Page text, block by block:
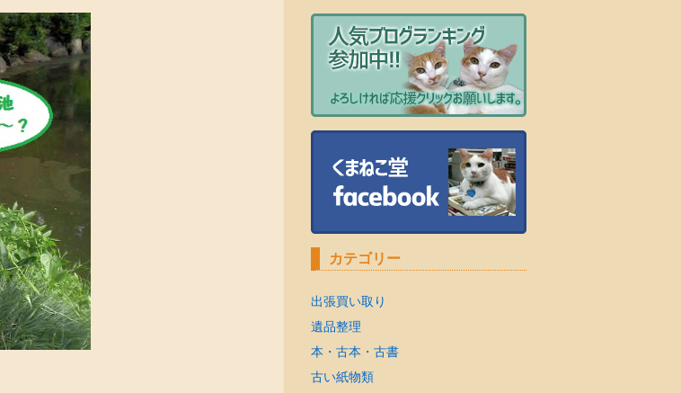
カテゴリー
出張買い取り
遺品整理
本・古本・古書
古い紙物類